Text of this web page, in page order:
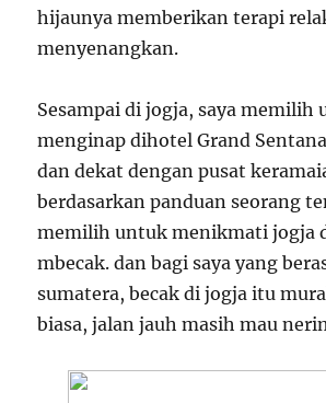
hijaunya memberikan terapi
menyenangkan.
Sesampai di jogja, saya memilih
menginap dihotel Grand
dan dekat dengan pusat
berdasarkan panduan seorang
memilih untuk menikmati jogja
mbecak. dan bagi saya yang
sumatera, becak di jogja itu
biasa, jalan jauh masih mau